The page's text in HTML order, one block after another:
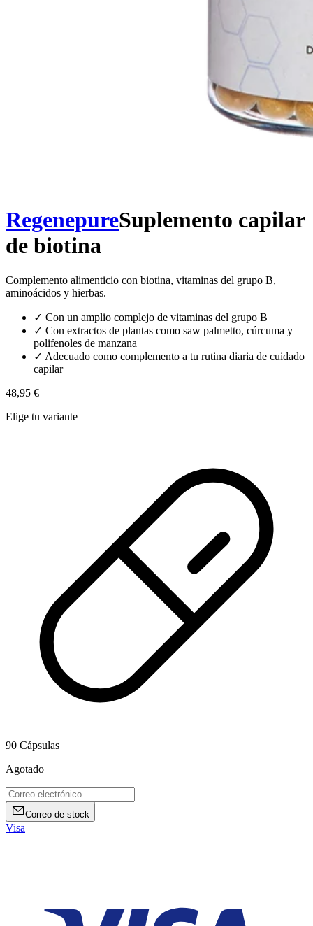
RegenepureSuplemento capilar
de biotina
Complemento alimenticio con biotina, vitaminas del grupo B,
aminoácidos y hierbas.
✓ Con un amplio complejo de vitaminas del grupo B
✓ Con extractos de plantas como saw palmetto, cúrcuma y
polifenoles de manzana
✓ Adecuado como complemento a tu rutina diaria de cuidado
capilar
48,95 €
Elige tu variante
90 Cápsulas
Agotado
Correo de stock
Visa